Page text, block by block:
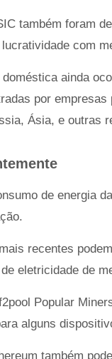
também foram
com
ainda
por
Ásia, e outras
de energia
recentes
eletricidade de
Popular
alguns
também